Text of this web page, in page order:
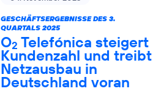
GESCHÄFTSERGEBNISSE DES 3.
QUARTALS 2025
O2 Telefónica steigert
Kundenzahl und treibt
Netzausbau in
Deutschland voran